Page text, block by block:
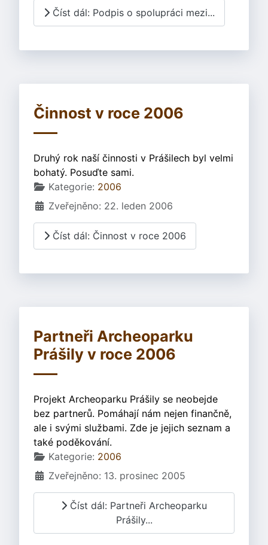
Číst dál: Podpis o spolupráci mezi...
Činnost v roce 2006
Druhý rok naší činnosti v Prášilech byl velmi
bohatý. Posuďte sami.
Základní údaje
Kategorie: 2006
Zveřejněno: 22. leden 2006
Číst dál: Činnost v roce 2006
Partneři Archeoparku
Prášily v roce 2006
Projekt Archeoparku Prášily se neobejde
bez partnerů. Pomáhají nám nejen finančně,
ale i svými službami. Zde je jejich seznam a
také poděkování.
Základní údaje
Kategorie: 2006
Zveřejněno: 13. prosinec 2005
Číst dál: Partneři Archeoparku
Prášily...